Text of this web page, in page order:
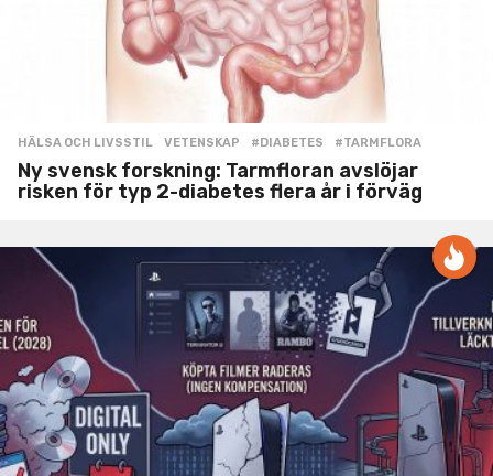
HÄLSA OCH LIVSSTIL ,VETENSKAP #DIABETES ,#TARMFLORA
Ny svensk forskning: Tarmfloran avslöjar
risken för typ 2-diabetes flera år i förväg